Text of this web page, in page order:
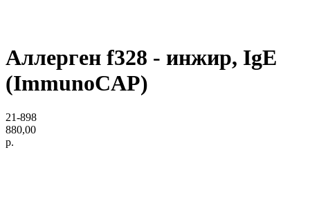
Аллерген f328 - инжир, IgE
(ImmunoCAP)
21-898
880,00
р.